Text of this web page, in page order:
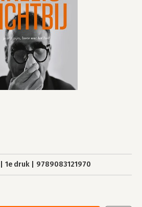
1e druk 9789083121970